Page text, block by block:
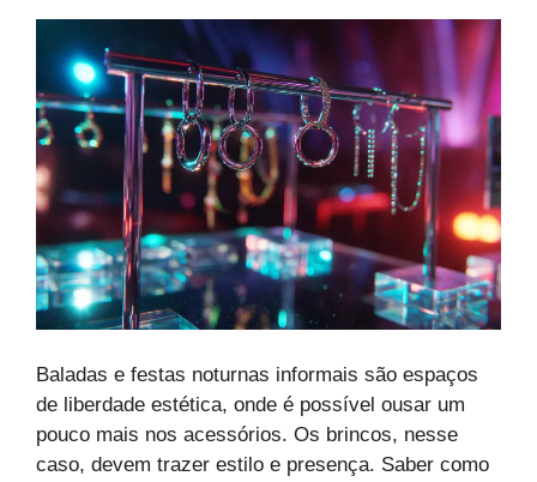
Baladas e festas noturnas informais são espaços
de liberdade estética, onde é possível ousar um
pouco mais nos acessórios. Os brincos, nesse
caso, devem trazer estilo e presença. Saber como